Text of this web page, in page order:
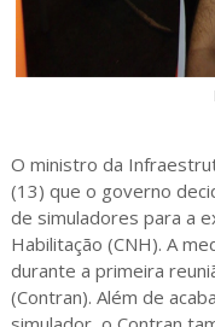
O ministro da
(13) que o governo
de simuladores para a
Habilitação (CNH). A
durante a primeira
(Contran). Além de